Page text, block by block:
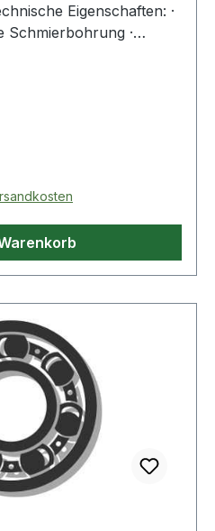
Eigenschaften: ·
Schmierbohrung ·